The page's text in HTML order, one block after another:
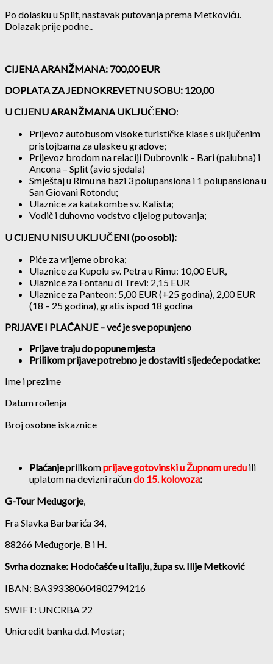
Po dolasku u Split, nastavak putovanja prema Metkoviću.
Dolazak prije podne..
CIJENA ARANŽMANA: 700,00 EUR
DOPLATA ZA JEDNOKREVETNU SOBU: 120,00
U CIJENU ARANŽMANA UKLJUČENO:
Prijevoz autobusom visoke turističke klase s uključenim
pristojbama za ulaske u gradove;
Prijevoz brodom na relaciji Dubrovnik – Bari (palubna) i
Ancona – Split (avio sjedala)
Smještaj u Rimu na bazi 3 polupansiona i 1 polupansiona u
San Giovani Rotondu;
Ulaznice za katakombe sv. Kalista;
Vodič i duhovno vodstvo cijelog putovanja;
U CIJENU NISU UKLJUČENI (po osobi):
Piće za vrijeme obroka;
Ulaznice za Kupolu sv. Petra u Rimu: 10,00 EUR,
Ulaznice za Fontanu di Trevi: 2,15 EUR
Ulaznice za Panteon: 5,00 EUR (+25 godina), 2,00 EUR
(18 – 25 godina), gratis ispod 18 godina
PRIJAVE I PLAĆANJE – već je sve popunjeno
Prijave traju do popune mjesta
Prilikom prijave potrebno je dostaviti sljedeće podatke:
Ime i prezime
Datum rođenja
Broj osobne iskaznice
Plaćanjeprilikomprijave gotovinski u Župnom uredu ili
uplatom na devizni račundo 15. kolovoza:
G-Tour Međugorje,
Fra Slavka Barbarića 34,
88266 Međugorje, B i H.
Svrha doznake: Hodočašće u Italiju, župa sv. Ilije Metković
IBAN: BA393380604802794216
SWIFT: UNCRBA 22
Unicredit banka d.d. Mostar;